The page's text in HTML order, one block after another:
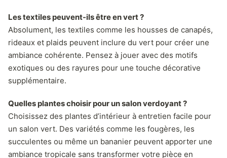
Les textiles peuvent-ils être en vert ?
Absolument, les textiles comme les housses de canapés,
rideaux et plaids peuvent inclure du vert pour créer une
ambiance cohérente. Pensez à jouer avec des motifs
exotiques ou des rayures pour une touche décorative
supplémentaire.
Quelles plantes choisir pour un salon verdoyant ?
Choisissez des plantes d’intérieur à entretien facile pour
un salon vert. Des variétés comme les fougères, les
succulentes ou même un bananier peuvent apporter une
ambiance tropicale sans transformer votre pièce en